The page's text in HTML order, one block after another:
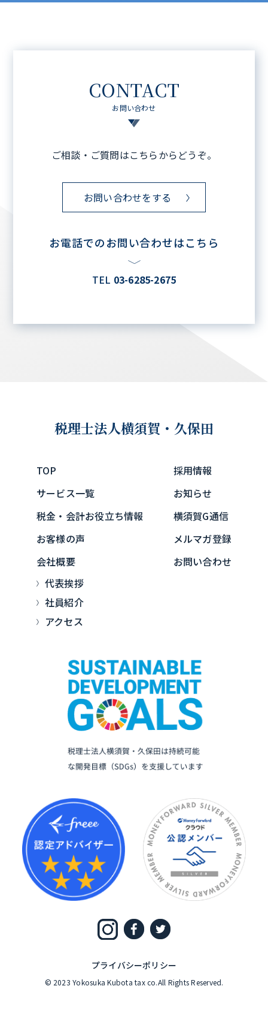
CONTACT
お問い合わせ
ご相談・ご質問はこちらからどうぞ。
お問い合わせをする
お電話でのお問い合わせはこちら
TEL 03-6285-2675
税理士法人横須賀・久保田
TOP
サービス一覧
税金・会計お役立ち情報
お客様の声
会社概要
代表挨拶
社員紹介
アクセス
採用情報
お知らせ
横須賀G通信
メルマガ登録
お問い合わせ
プライバシーポリシー
© 2023 Yokosuka Kubota tax co.All Rights Reserved.